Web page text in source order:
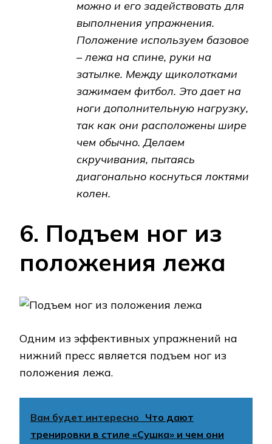
можно и его задействовать для
выполнения упражнения.
Положение используем базовое
– лежа на спине, руки на
затылке. Между щиколотками
зажимаем фитбол. Это дает на
ноги дополнительную нагрузку,
так как они расположены шире
чем обычно. Делаем
скручивания, пытаясь
диагонально коснуться локтями
колен.
6. Подъем ног из
положения лежа
Одним из эффективных упражнений на
нижний пресс является подъем ног из
положения лежа.
Вам будет интересно Что дают
тренировки в стиле «Сушка» и чем они